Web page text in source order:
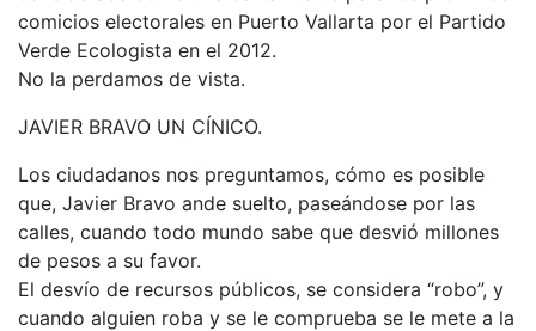
comicios electorales en Puerto Vallarta por el Partido
Verde Ecologista en el 2012.
No la perdamos de vista.
JAVIER BRAVO UN CÍNICO.
Los ciudadanos nos preguntamos, cómo es posible
que, Javier Bravo ande suelto, paseándose por las
calles, cuando todo mundo sabe que desvió millones
de pesos a su favor.
El desvío de recursos públicos, se considera “robo”, y
cuando alguien roba y se le comprueba se le mete a la